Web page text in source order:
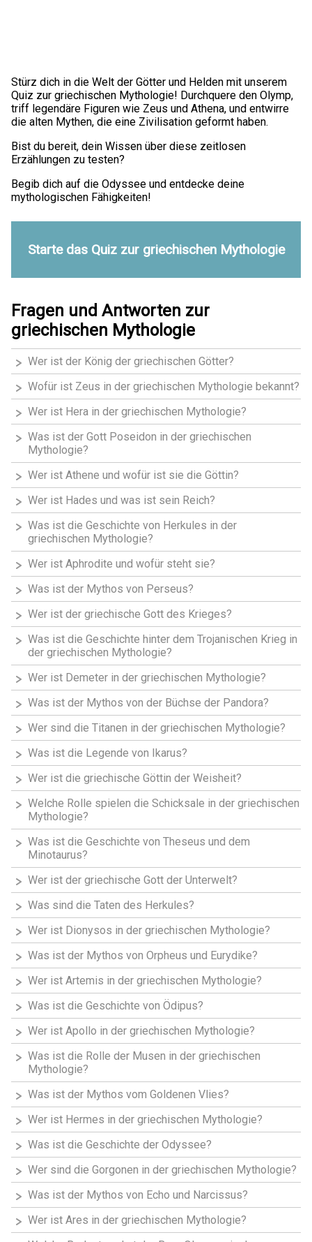
Stürz dich in die Welt der Götter und Helden mit unserem
Quiz zur griechischen Mythologie! Durchquere den Olymp,
triff legendäre Figuren wie Zeus und Athena, und entwirre
die alten Mythen, die eine Zivilisation geformt haben.
Bist du bereit, dein Wissen über diese zeitlosen
Erzählungen zu testen?
Begib dich auf die Odyssee und entdecke deine
mythologischen Fähigkeiten!
Starte das Quiz zur griechischen Mythologie
Fragen und Antworten zur
griechischen Mythologie
Wer ist der König der griechischen Götter?
Wofür ist Zeus in der griechischen Mythologie bekannt?
Wer ist Hera in der griechischen Mythologie?
Was ist der Gott Poseidon in der griechischen
Mythologie?
Wer ist Athene und wofür ist sie die Göttin?
Wer ist Hades und was ist sein Reich?
Was ist die Geschichte von Herkules in der
griechischen Mythologie?
Wer ist Aphrodite und wofür steht sie?
Was ist der Mythos von Perseus?
Wer ist der griechische Gott des Krieges?
Was ist die Geschichte hinter dem Trojanischen Krieg in
der griechischen Mythologie?
Wer ist Demeter in der griechischen Mythologie?
Was ist der Mythos von der Büchse der Pandora?
Wer sind die Titanen in der griechischen Mythologie?
Was ist die Legende von Ikarus?
Wer ist die griechische Göttin der Weisheit?
Welche Rolle spielen die Schicksale in der griechischen
Mythologie?
Was ist die Geschichte von Theseus und dem
Minotaurus?
Wer ist der griechische Gott der Unterwelt?
Was sind die Taten des Herkules?
Wer ist Dionysos in der griechischen Mythologie?
Was ist der Mythos von Orpheus und Eurydike?
Wer ist Artemis in der griechischen Mythologie?
Was ist die Geschichte von Ödipus?
Wer ist Apollo in der griechischen Mythologie?
Was ist die Rolle der Musen in der griechischen
Mythologie?
Was ist der Mythos vom Goldenen Vlies?
Wer ist Hermes in der griechischen Mythologie?
Was ist die Geschichte der Odyssee?
Wer sind die Gorgonen in der griechischen Mythologie?
Was ist der Mythos von Echo und Narcissus?
Wer ist Ares in der griechischen Mythologie?